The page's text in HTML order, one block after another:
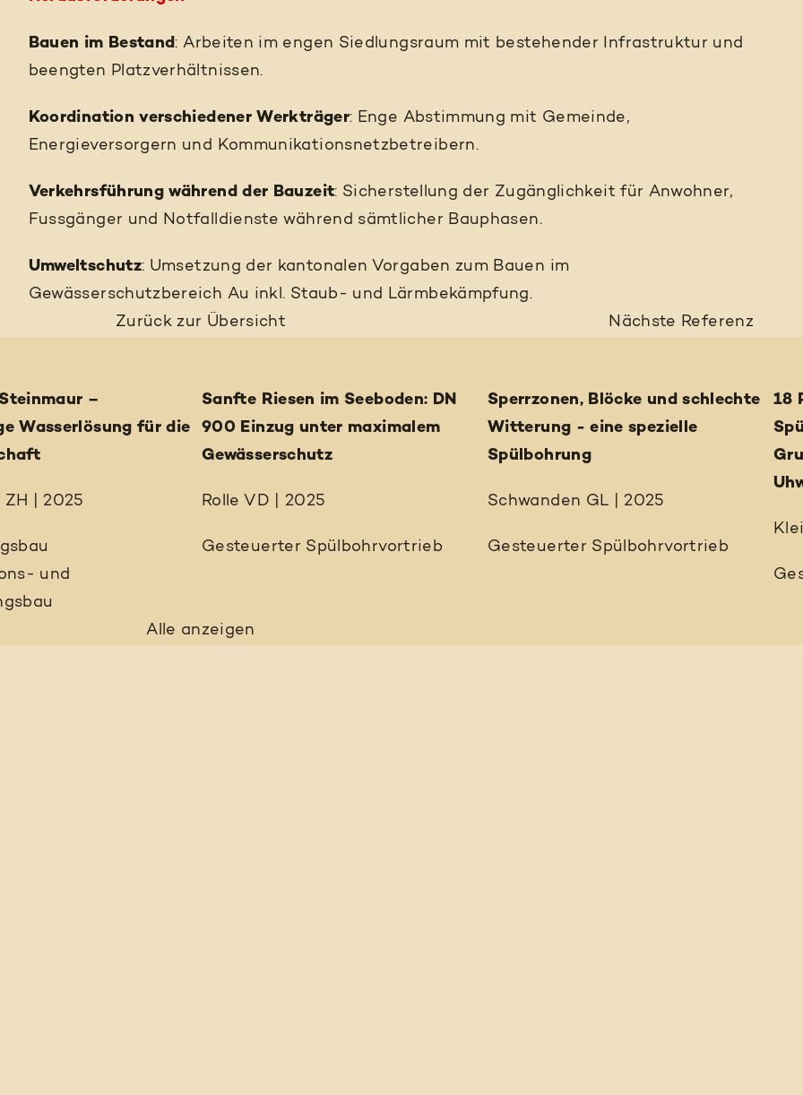
Bauen im Bestand: Arbeiten im engen Siedlungsraum mit bestehender Infrastruktur und
beengten Platzverhältnissen.
Koordination verschiedener Werkträger: Enge Abstimmung mit Gemeinde,
Energieversorgern und Kommunikationsnetzbetreibern.
Verkehrsführung während der Bauzeit: Sicherstellung der Zugänglichkeit für Anwohner,
Fussgänger und Notfalldienste während sämtlicher Bauphasen.
Umweltschutz: Umsetzung der kantonalen Vorgaben zum Bauen im
Gewässerschutzbereich Au inkl. Staub- und Lärmbekämpfung.
Zurückzur Übersicht Nächste Referenz
–
Wasserlösung für die
| 2025
und
Sanfte Riesen im Seeboden: DN
900 Einzug unter maximalem
Gewässerschutz
Rolle VD | 2025
Gesteuerter Spülbohrvortrieb
Sperrzonen, Blöcke und schlechte
Witterung - eine spezielle
Spülbohrung
Schwanden GL | 2025
Gesteuerter Spülbohrvortrieb
18
Alle anzeigen